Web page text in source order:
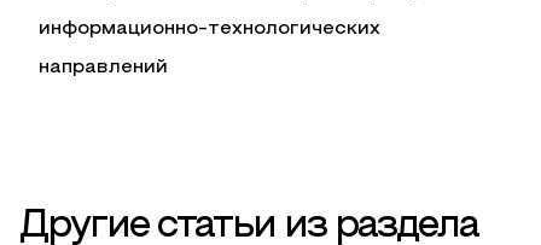
информационно-технологических
направлений
Другие статьи из раздела